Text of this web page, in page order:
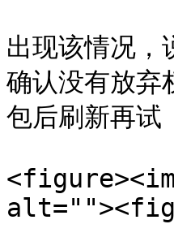
出现该情况，
确认没有放弃
包后刷新再试